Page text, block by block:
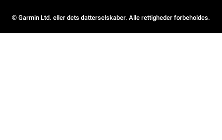
© Garmin Ltd. eller dets datterselskaber. Alle rettigheder forbeholdes.